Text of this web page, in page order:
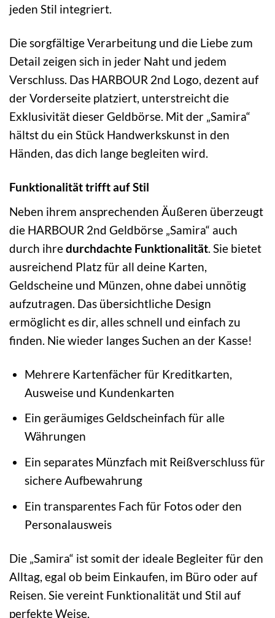
jeden Stil integriert.
Die sorgfältige Verarbeitung und die Liebe zum
Detail zeigen sich in jeder Naht und jedem
Verschluss. Das HARBOUR 2nd Logo, dezent auf
der Vorderseite platziert, unterstreicht die
Exklusivität dieser Geldbörse. Mit der „Samira“
hältst du ein Stück Handwerkskunst in den
Händen, das dich lange begleiten wird.
Funktionalität trifft auf Stil
Neben ihrem ansprechenden Äußeren überzeugt
die HARBOUR 2nd Geldbörse „Samira“ auch
durch ihredurchdachte Funktionalität . Sie bietet
ausreichend Platz für all deine Karten,
Geldscheine und Münzen, ohne dabei unnötig
aufzutragen. Das übersichtliche Design
ermöglicht es dir, alles schnell und einfach zu
finden. Nie wieder langes Suchen an der Kasse!
Mehrere Kartenfächer für Kreditkarten,
Ausweise und Kundenkarten
Ein geräumiges Geldscheinfach für alle
Währungen
Ein separates Münzfach mit Reißverschluss für
sichere Aufbewahrung
Ein transparentes Fach für Fotos oder den
Personalausweis
Die „Samira“ ist somit der ideale Begleiter für den
Alltag, egal ob beim Einkaufen, im Büro oder auf
Reisen. Sie vereint Funktionalität und Stil auf
perfekte Weise.